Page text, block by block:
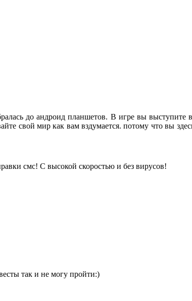
до андроид планшетов. В игре вы
свой мир как вам вздумается. потому что вы
смс! С высокой скоростью и без вирусов!
так и не могу пройти:)